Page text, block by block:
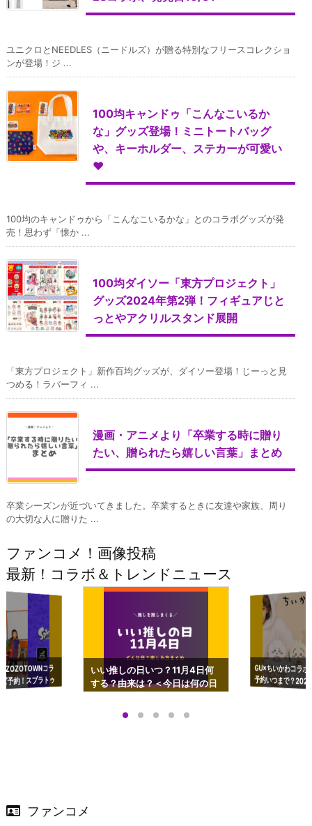
ユニクロとNEEDLES（ニードルズ）が贈る特別なフリースコレクショ
ンが登場！ジ ...
100均キャンドゥ「こんなこいるか
な」グッズ登場！ミニトートバッグ
や、キーホルダー、ステカーが可愛い
♥
100均のキャンドゥから「こんなこいるかな」とのコラボグッズが発
売！思わず「懐か ...
100均ダイソー「東方プロジェクト」
グッズ2024年第2弾！フィギュアじと
っとやアクリルスタンド展開
「東方プロジェクト」新作百均グッズが、ダイソー登場！じーっと見
つめる！ラバーフィ ...
漫画・アニメより「卒業する時に贈り
たい、贈られたら嬉しい言葉」まとめ
卒業シーズンが近づいてきました。卒業するときに友達や家族、周り
の大切な人に贈りた ...
ファンコメ！画像投稿
最新！コラボ＆トレンドニュース
コラ
予約！スプラトゥ
ップも渋谷Hz
いい推しの日いつ？11月4日何
する？由来は？＜今日は何の日
GU×ちいかわコラ
予約いつまで？
ーチやショルダー
ファンコメ